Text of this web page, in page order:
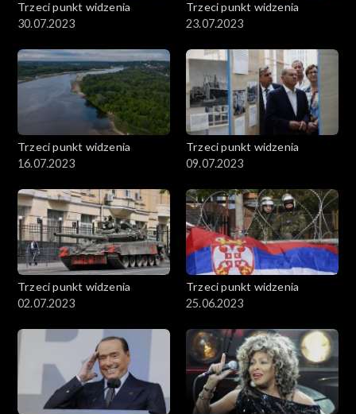
Trzeci punkt widzenia
30.07.2023
Trzeci punkt widzenia
23.07.2023
Trzeci punkt widzenia
16.07.2023
Trzeci punkt widzenia
09.07.2023
Trzeci punkt widzenia
02.07.2023
Trzeci punkt widzenia
25.06.2023